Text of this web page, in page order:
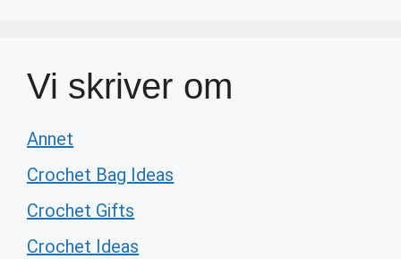
Vi skriver om
Annet
Crochet Bag Ideas
Crochet Gifts
Crochet Ideas